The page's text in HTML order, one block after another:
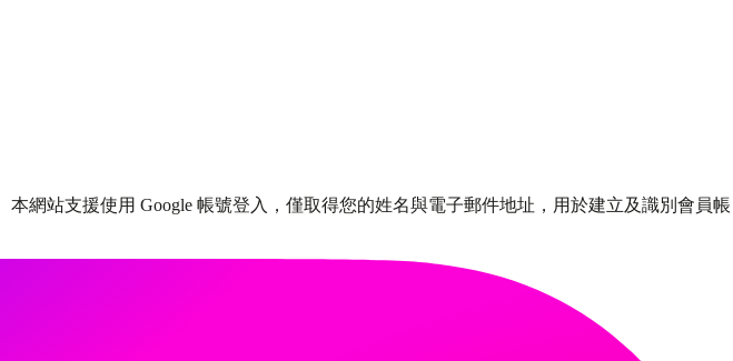
網站支援使用 Google 帳號登入，僅取得您的姓名與電子郵件地址，用於建立及識別會員帳